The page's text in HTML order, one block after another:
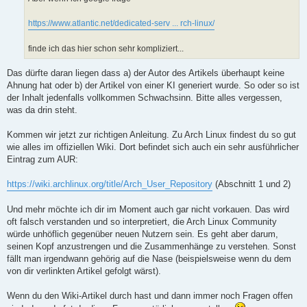
https://www.atlantic.net/dedicated-serv ... rch-linux/
finde ich das hier schon sehr kompliziert...
Das dürfte daran liegen dass a) der Autor des Artikels überhaupt keine
Ahnung hat oder b) der Artikel von einer KI generiert wurde. So oder so ist
der Inhalt jedenfalls vollkommen Schwachsinn. Bitte alles vergessen,
was da drin steht.
Kommen wir jetzt zur richtigen Anleitung. Zu Arch Linux findest du so gut
wie alles im offiziellen Wiki. Dort befindet sich auch ein sehr ausführlicher
Eintrag zum AUR:
https://wiki.archlinux.org/title/Arch_User_Repository (Abschnitt 1 und 2)
Und mehr möchte ich dir im Moment auch gar nicht vorkauen. Das wird
oft falsch verstanden und so interpretiert, die Arch Linux Community
würde unhöflich gegenüber neuen Nutzern sein. Es geht aber darum,
seinen Kopf anzustrengen und die Zusammenhänge zu verstehen. Sonst
fällt man irgendwann gehörig auf die Nase (beispielsweise wenn du dem
von dir verlinkten Artikel gefolgt wärst).
Wenn du den Wiki-Artikel durch hast und dann immer noch Fragen offen